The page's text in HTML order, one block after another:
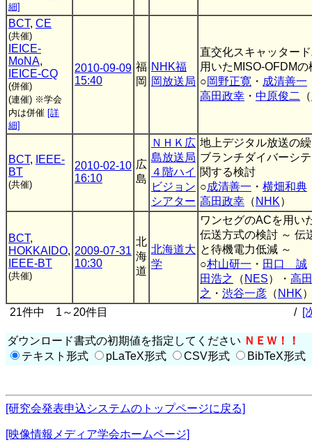
細]
BCT, CE
(共催)
IEICE-
MoNA,
IEICE-CQ
(併催)
(連催) ※学会
内は併催 [詳
細]
2010-09-09
15:40
福
岡
NHK福
岡放送局
直交化スキャッター
用いたMISO-OFDMの
○岡野正寛 ・ 成清善一
高田政幸 ・ 中原俊二 （
BCT,
IEEE-
BT
(共催)
2010-02-10
16:10
広
島
ＮＨＫ広
島放送局
４階ハイ
ビジョン
シアター
地上デジタル放送の
ブランチダイバーシ
関する検討
○成清善一 ・ 横畑和典
高田政幸 （ NHK）
BCT,
HOKKAIDO,
IEEE-BT
(共催)
2009-07-31
10:30
北
海
道
北海道大
学
ワンセグのACを用い
伝送方式の検討 ～ 伝
と待機電力低減 ～
○村山研一 ・ 田口 誠
田浩之
（ NES）・ 高
之 ・ 渋谷一彦 （ NHK
21件中 1～20件目
/ [
ダウンロード書式の初期値を指定してください ＮＥＷ！！
テキスト形式
pLaTeX形式 CSV形式 BibTeX形式
[研究会発表申込システムのトップページに戻る]
[映像情報メディア学会ホームページ]